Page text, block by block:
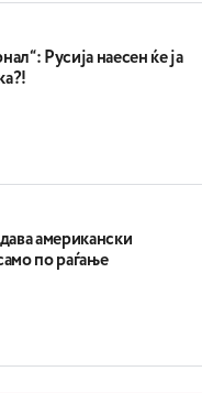
Русија наесен ќе ја
американски
по раѓање